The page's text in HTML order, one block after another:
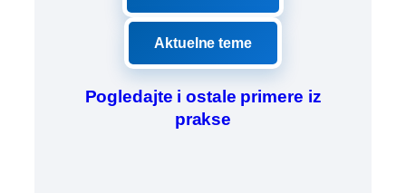
Aktuelne teme
Pogledajte i ostale primere iz
prakse